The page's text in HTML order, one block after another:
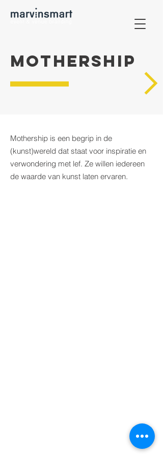
MOTHERSHIP
Mothership is een begrip in de
(kunst)wereld dat staat voor inspiratie en
verwondering met lef. Ze willen iedereen
de waarde van kunst laten ervaren.